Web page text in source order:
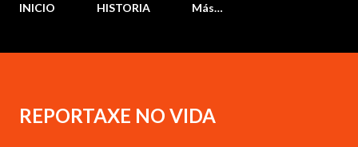
INICIO
HISTORIA Más…
REPORTAXE NO VIDA